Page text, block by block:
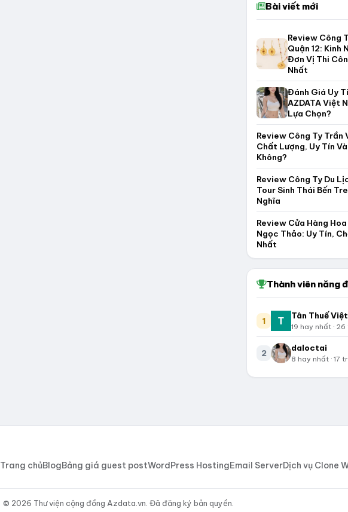
Bài viết mới
Review Công
Quận 12: Kinh
Đơn Vị Thi
Nhất
Đánh Giá Uy
AZDATA Việt
Lựa Chọn?
Review Công Ty Trần
Chất Lượng, Uy Tín
Không?
Review Công Ty Du
Tour Sinh Thái Bến
Nghĩa
Review Cửa Hàng
Ngọc Thảo: Uy Tín,
Nhất
Thành viên năng
1 Tân Thuế Việt
19 hay nhất ·
2 daloctai
8 hay nhất · 17
Trang chủBlogBảng giá guest postWordPress HostingEmail ServerDịch vụ Clone
© 2026 Thư viện cộng đồng Azdata.vn. Đã đăng ký bản quyền.